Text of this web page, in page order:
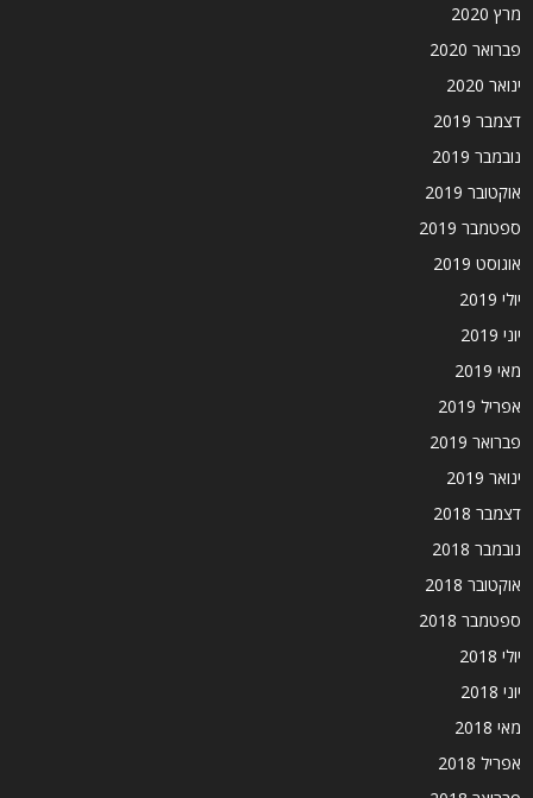
מרץ 2020
פברואר 2020
ינואר 2020
דצמבר 2019
נובמבר 2019
אוקטובר 2019
ספטמבר 2019
אוגוסט 2019
יולי 2019
יוני 2019
מאי 2019
אפריל 2019
פברואר 2019
ינואר 2019
דצמבר 2018
נובמבר 2018
אוקטובר 2018
ספטמבר 2018
יולי 2018
יוני 2018
מאי 2018
אפריל 2018